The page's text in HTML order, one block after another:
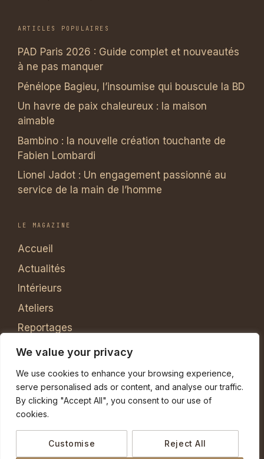
We value your privacy
We use cookies to enhance your browsing experience,
serve personalised ads or content, and analyse our traffic.
By clicking "Accept All", you consent to our use of
cookies.
Customise Reject All
ARTICLES POPULAIRES
PAD Paris 2026 : Guide complet et nouveautés
à ne pas manquer
Pénélope Bagieu, l’insoumise qui bouscule la BD
Un havre de paix chaleureux : la maison
aimable
Bambino : la nouvelle création touchante de
Fabien Lombardi
Lionel Jadot : Un engagement passionné au
service de la main de l’homme
LE MAGAZINE
Accueil
Actualités
Intérieurs
Ateliers
Reportages
Matières
Contact
À propos
© 2026Brin & Tresse— Tous droits réservés •
Mentions légales
Politique de confidentialité